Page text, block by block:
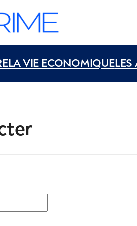
LA VIE ECONOMIQUELES